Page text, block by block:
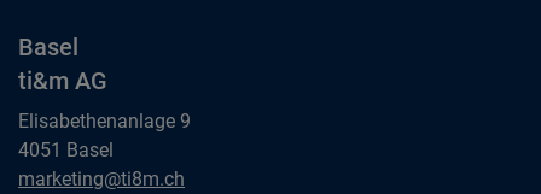
Basel
ti&m AG
Elisabethenanlage 9
4051 Basel
Basel
marketing@ti8m.ch